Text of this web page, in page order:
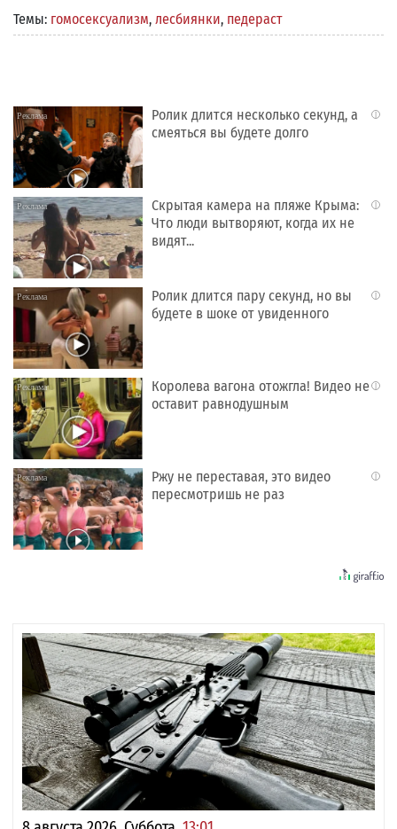
Темы: гомосексуализм, лесбиянки, педераст
i
Ролик длится несколько секунд, а
смеяться вы будете долго
i
Скрытая камера на пляже Крыма:
Что люди вытворяют, когда их не
видят...
i
Ролик длится пару секунд, но вы
будете в шоке от увиденного
i
Королева вагона отожгла! Видео не
оставит равнодушным
i
Ржу не переставая, это видео
пересмотришь не раз